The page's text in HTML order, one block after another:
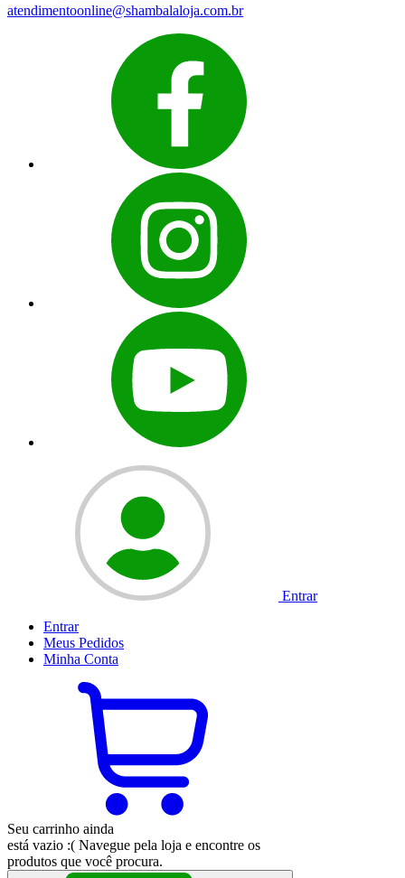
atendimentoonline@shambalaloja.com.br
Entrar
Entrar
Meus Pedidos
Minha Conta
Seu carrinho ainda
está vazio :( Navegue pela loja e encontre os
produtos que você procura.